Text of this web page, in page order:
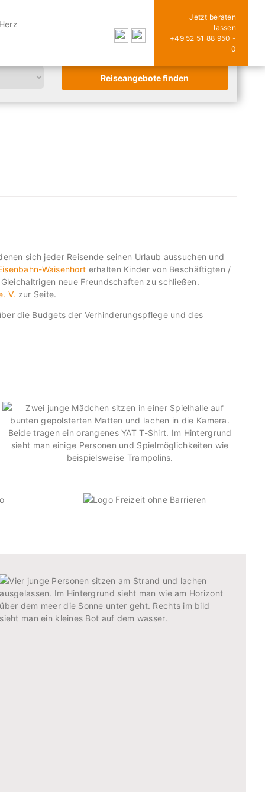
Jetzt beraten
lassen
+49 52 51 88 950 -
0
sich jeder Reisende seinen Urlaub aussuchen und
Waisenhort erhalten Kinder von Beschäftigten /
neue Freundschaften zu schließen.
V. zur Seite.
die Budgets der Verhinderungspflege und des